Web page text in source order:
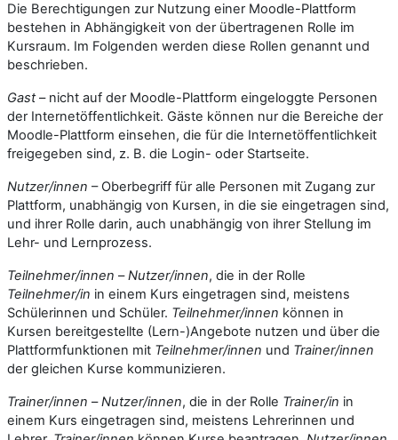
Die Berechtigungen zur Nutzung einer Moodle-Plattform
bestehen in Abhängigkeit von der übertragenen Rolle im
Kursraum. Im Folgenden werden diese Rollen genannt und
beschrieben.
Gast– nicht auf der Moodle-Plattform eingeloggte Personen
der Internetöffentlichkeit. Gäste können nur die Bereiche der
Moodle-Plattform einsehen, die für die Internetöffentlichkeit
freigegeben sind, z. B. die Login- oder Startseite.
Nutzer/innen – Oberbegriff für alle Personen mit Zugang zur
Plattform, unabhängig von Kursen, in die sie eingetragen sind,
und ihrer Rolle darin, auch unabhängig von ihrer Stellung im
Lehr- und Lernprozess.
Teilnehmer/innen –Nutzer/innen, die in der Rolle
Teilnehmer/in in einem Kurs eingetragen sind, meistens
Schülerinnen und Schüler. Teilnehmer/innen können in
Kursen bereitgestellte (Lern-)Angebote nutzen und über die
Plattformfunktionen mit Teilnehmer/innen und Trainer/innen
der gleichen Kurse kommunizieren.
Trainer/innen –Nutzer/innen, die in der Rolle Trainer/in in
einem Kurs eingetragen sind, meistens Lehrerinnen und